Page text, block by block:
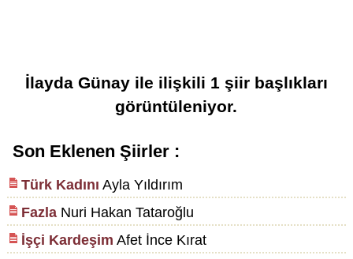
İlayda Günayile ilişkili 1şiir başlıkları
görüntüleniyor.
Son Eklenen Şiirler :
Türk Kadını Ayla Yıldırım
FazlaNuri Hakan Tataroğlu
İşçi Kardeşim Afet İnce Kırat